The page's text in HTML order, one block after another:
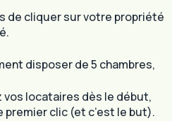
de cliquer sur votre propriété
disposer de 5 chambres,
locataires dès le début,
premier clic (et c’est le but).